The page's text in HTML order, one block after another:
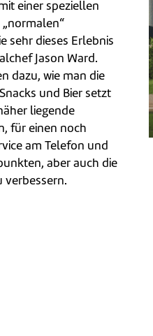
einer speziellen
sehr dieses Erlebnis
Jason Ward.
dazu, wie man die
und Bier setzt
liegende
für einen noch
am Telefon und
aber auch die
verbessern.